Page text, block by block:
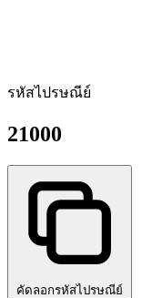
รหัสไปรษณีย์
21000
คัดลอกรหัสไปรษณีย์